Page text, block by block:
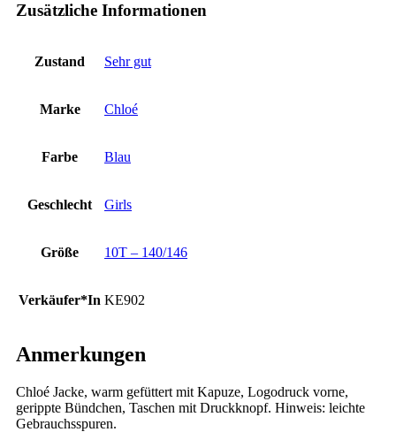
Zusätzliche Informationen
Zustand Sehr gut
Marke Chloé
Farbe Blau
Geschlecht Girls
Größe 10T – 140/146
Verkäufer*In KE902
Anmerkungen
Chloé Jacke, warm gefüttert mit Kapuze, Logodruck vorne,
gerippte Bündchen, Taschen mit Druckknopf. Hinweis: leichte
Gebrauchsspuren.